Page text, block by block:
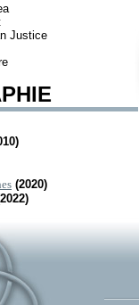
Justice
(2020)